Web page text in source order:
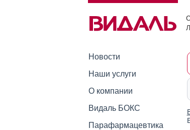
Новости
Наши услуги
О компании
Видаль БОКС
Парафармацевтика